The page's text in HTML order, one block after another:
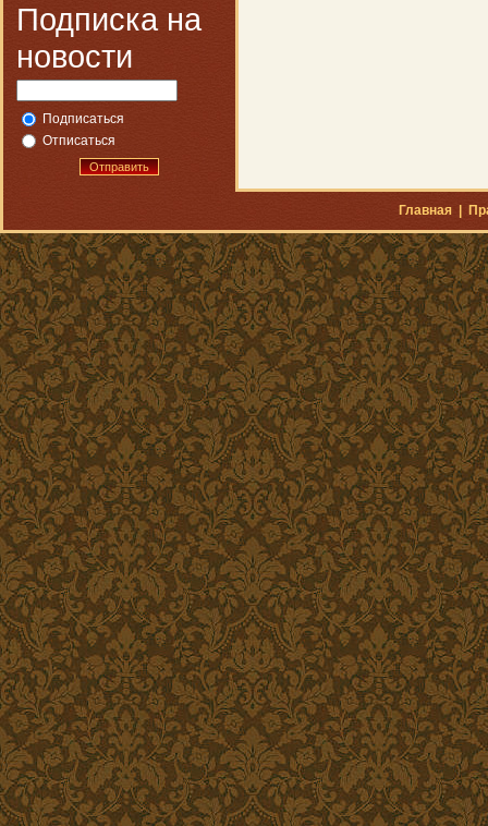
Подписка на
новости
Подписаться
Отписаться
Отправить
Главная|